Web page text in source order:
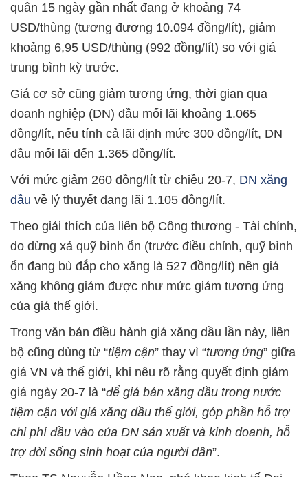
quân 15 ngày gần nhất đang ở khoảng 74
USD/thùng (tương đương 10.094 đồng/lít), giảm
khoảng 6,95 USD/thùng (992 đồng/lít) so với giá
trung bình kỳ trước.
Giá cơ sở cũng giảm tương ứng, thời gian qua
doanh nghiệp (DN) đầu mối lãi khoảng 1.065
đồng/lít, nếu tính cả lãi định mức 300 đồng/lít, DN
đầu mối lãi đến 1.365 đồng/lít.
Với mức giảm 260 đồng/lít từ chiều 20-7, DN xăng
dầu về lý thuyết đang lãi 1.105 đồng/lít.
Theo giải thích của liên bộ Công thương - Tài chính,
do dừng xả quỹ bình ổn (trước điều chỉnh, quỹ bình
ổn đang bù đắp cho xăng là 527 đồng/lít) nên giá
xăng không giảm được như mức giảm tương ứng
của giá thế giới.
Trong văn bản điều hành giá xăng dầu lần này, liên
bộ cũng dùng từ “tiệm cận” thay vì “tương ứng” giữa
giá VN và thế giới, khi nêu rõ rằng quyết định giảm
giá ngày 20-7 là “để giá bán xăng dầu trong nước
tiệm cận với giá xăng dầu thế giới, góp phần hỗ trợ
chi phí đầu vào của DN sản xuất và kinh doanh, hỗ
trợ đời sống sinh hoạt của người dân”.